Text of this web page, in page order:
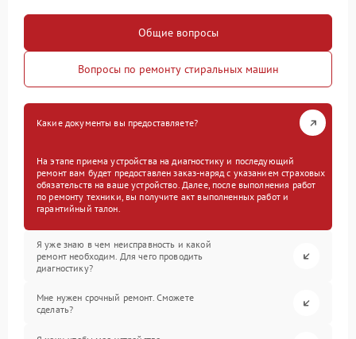
Общие вопросы
Вопросы по ремонту стиральных машин
Какие документы вы предоставляете?
На этапе приема устройства на диагностику и последующий
ремонт вам будет предоставлен заказ-наряд с указанием страховых
обязательств на ваше устройство. Далее, после выполнения работ
по ремонту техники, вы получите акт выполненных работ и
гарантийный талон.
Я уже знаю в чем неисправность и какой
ремонт необходим. Для чего проводить
диагностику?
Мне нужен срочный ремонт. Сможете
сделать?